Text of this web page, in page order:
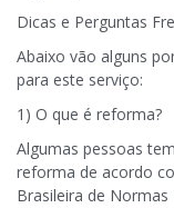
Dicas e Perguntas
Abaixo vão alguns
para este serviço:
1) O que é reforma?
Algumas pessoas
reforma de acordo
Brasileira de